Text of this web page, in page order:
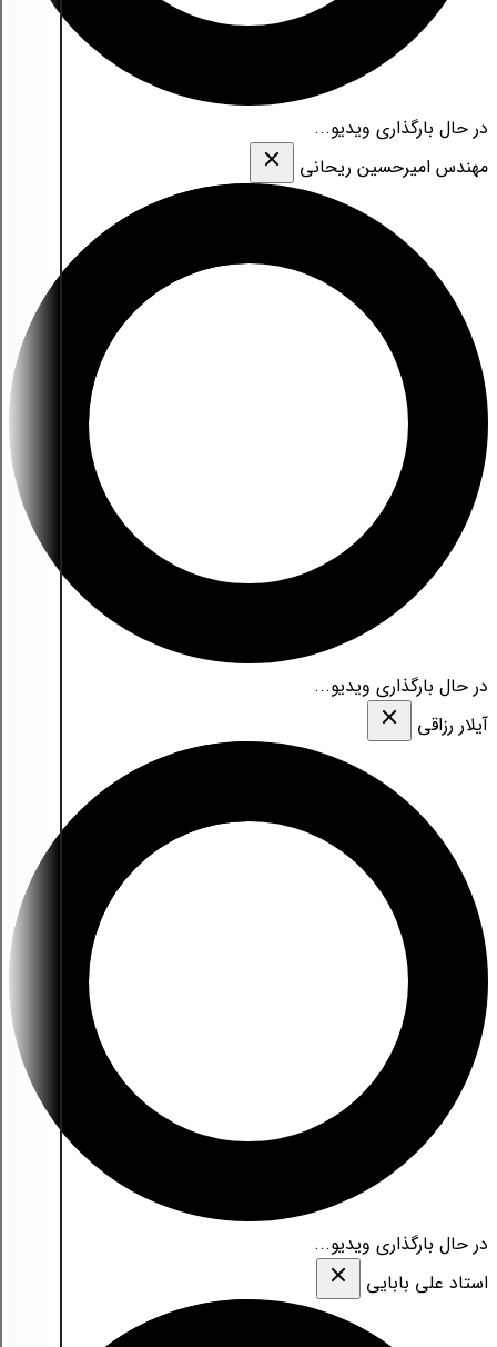
در حال بارگذاری ویدیو...
مهندس امیرحسین ریحانی
در حال بارگذاری ویدیو...
آیلار رزاقی
در حال بارگذاری ویدیو...
استاد علی بابایی